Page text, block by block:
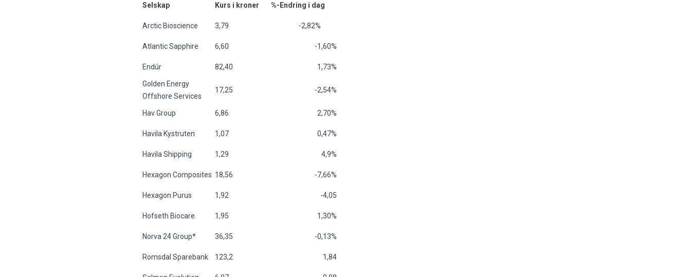
Selskap Kurs i kroner %-Endring i dag
Arctic Bioscience 3,79 -2,82%
Atlantic Sapphire 6,60 -1,60%
Endúr 82,40 1,73%
Golden Energy
Offshore Services
17,25 -2,54%
Hav Group 6,86 2,70%
Havila Kystruten 1,07 0,47%
Havila Shipping 1,29 4,9%
Hexagon Composites 18,56 -7,66%
Hexagon Purus 1,92 -4,05
Hofseth Biocare 1,95 1,30%
Norva 24 Group* 36,35 -0,13%
Romsdal Sparebank 123,2 1,84